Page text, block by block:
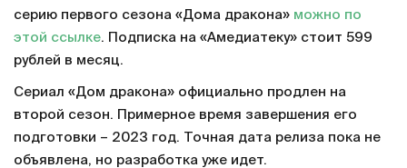
серию первого сезона «Дома дракона» можно по
этой ссылке. Подписка на «Амедиатеку» стоит 599
рублей в месяц.
Сериал «Дом дракона» официально продлен на
второй сезон. Примерное время завершения его
подготовки – 2023 год. Точная дата релиза пока не
объявлена, но разработка уже идет.